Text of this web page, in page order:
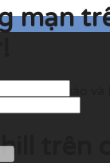
mạn
trên